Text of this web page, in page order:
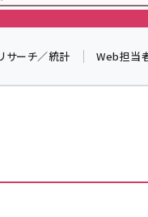
サーチ／統計 Web担当